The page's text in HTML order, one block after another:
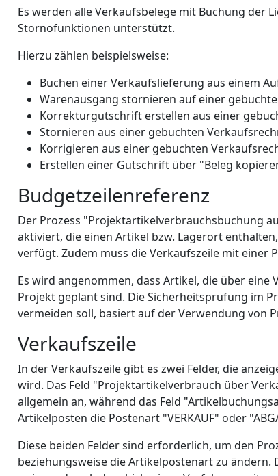
Es werden alle Verkaufsbelege mit Buchung der
Stornofunktionen unterstützt.
Hierzu zählen beispielsweise:
Buchen einer Verkaufslieferung aus einem
Warenausgang stornieren auf einer
Korrekturgutschrift erstellen aus einer
Stornieren aus einer gebuchten
Korrigieren aus einer gebuchten
Erstellen einer Gutschrift über "Beleg
Budgetzeilenreferenz
Der Prozess "Projektartikelverbrauchsbuchung
aktiviert, die einen Artikel bzw. Lagerort
verfügt. Zudem muss die Verkaufszeile mit einer
Es wird angenommen, dass Artikel, die über
Projekt geplant sind. Die Sicherheitsprüfung im
vermeiden soll, basiert auf der Verwendung von
Verkaufszeile
In der Verkaufszeile gibt es zwei Felder, die
wird. Das Feld "Projektartikelverbrauch über
allgemein an, während das Feld
Artikelposten die Postenart "VERKAUF" oder
Diese beiden Felder sind erforderlich, um den
beziehungsweise die Artikelpostenart zu ändern.